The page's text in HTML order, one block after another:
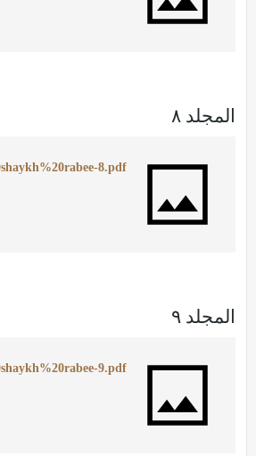
المجلد ٨
المجلد ٩